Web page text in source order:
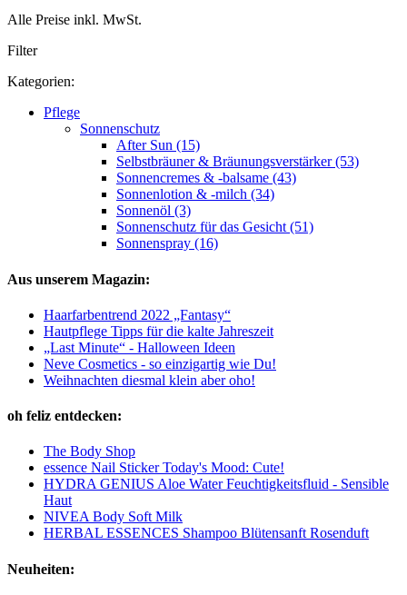
Alle Preise inkl. MwSt.
Filter
Kategorien:
Pflege
Sonnenschutz
After Sun (15)
Selbstbräuner & Bräunungsverstärker (53)
Sonnencremes & -balsame (43)
Sonnenlotion & -milch (34)
Sonnenöl (3)
Sonnenschutz für das Gesicht (51)
Sonnenspray (16)
Aus unserem Magazin:
Haarfarbentrend 2022 „Fantasy“
Hautpflege Tipps für die kalte Jahreszeit
„Last Minute“ - Halloween Ideen
Neve Cosmetics - so einzigartig wie Du!
Weihnachten diesmal klein aber oho!
oh feliz entdecken:
The Body Shop
essence Nail Sticker Today's Mood: Cute!
HYDRA GENIUS Aloe Water Feuchtigkeitsfluid - Sensible
Haut
NIVEA Body Soft Milk
HERBAL ESSENCES Shampoo Blütensanft Rosenduft
Neuheiten: